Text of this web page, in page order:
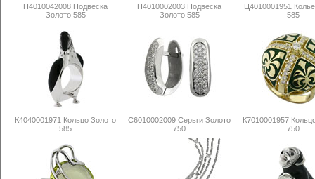
П4010042008 Подвеска
Золото 585
П4010002003 Подвеска
Золото 585
Ц4010001951
585
К4040001971 Кольцо Золото
585
С6010002009 Серьги Золото
750
К7010001957
750